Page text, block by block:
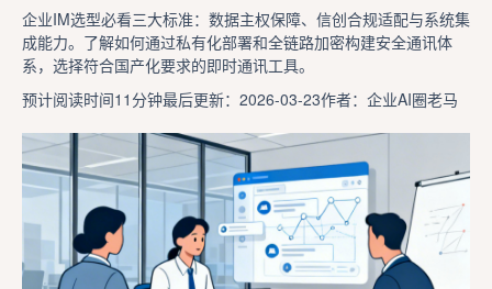
企业IM选型必看三大标准：数据主权保障、信创合规适配与系统集
成能力。了解如何通过私有化部署和全链路加密构建安全通讯体
系，选择符合国产化要求的即时通讯工具。
预计阅读时间11分钟最后更新：2026-03-23作者：企业AI圈老马